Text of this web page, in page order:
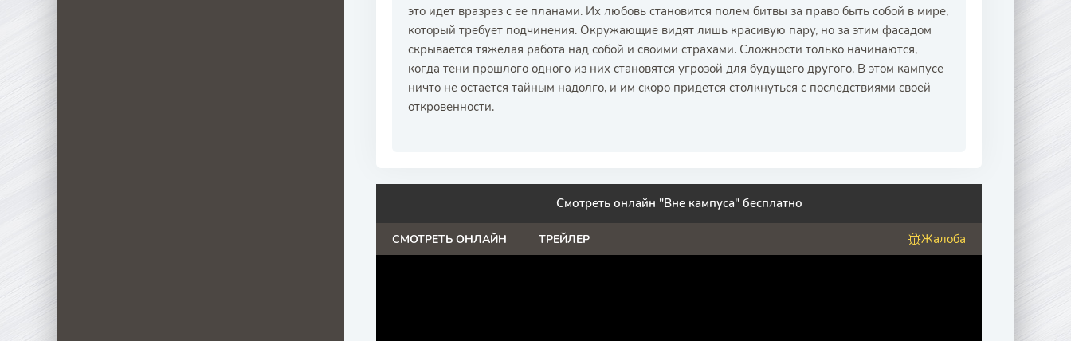
это идет вразрез с ее планами. Их любовь становится полем битвы за право быть собой в мире,
который требует подчинения. Окружающие видят лишь красивую пару, но за этим фасадом
скрывается тяжелая работа над собой и своими страхами. Сложности только начинаются,
когда тени прошлого одного из них становятся угрозой для будущего другого. В этом кампусе
ничто не остается тайным надолго, и им скоро придется столкнуться с последствиями своей
откровенности.
Смотреть онлайн "Вне кампуса" бесплатно
СМОТРЕТЬ ОНЛАЙН ТРЕЙЛЕР Жалоба